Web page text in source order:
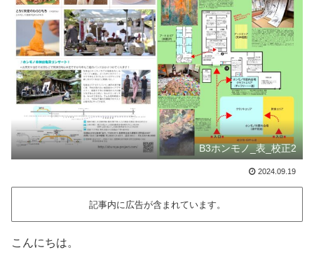
B3ホンモノ_表_校正2
2024.09.19
記事内に広告が含まれています。
こんにちは。